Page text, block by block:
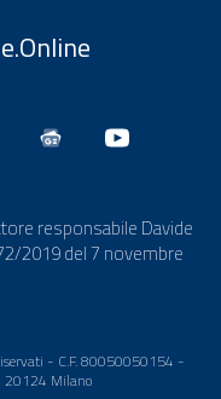
responsabile Davide
2019 del 7 novembre
- C.F. 80050050154 -
20124 Milano